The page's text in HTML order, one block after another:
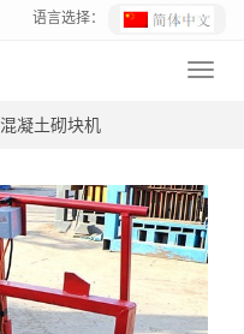
语言选择：
混凝土砌块机